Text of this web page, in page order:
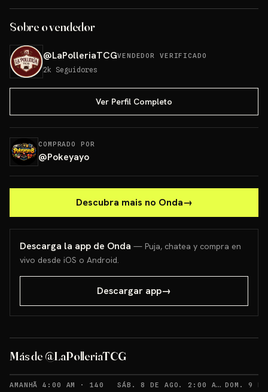
Sobre o vendedor
@LaPolleriaTCGVENDEDOR VERIFICADO
2k Seguidores
Ver Perfil Completo
COMPRADO POR
@Pokeyayo
Descubra mais no Onda→
Descarga la app de Onda — Puja, chatea y compra en
vivo desde iOS o Android.
Descargar app→
Más de @LaPolleriaTCG
Blooming Waters
Sorteo: Blooming Waters GRATIS! →
AMANHÃ 4:00 AM · 140 RECORDATORIOS
ETB
SÁB. 8 DE AGO. 2:00 AM ·141